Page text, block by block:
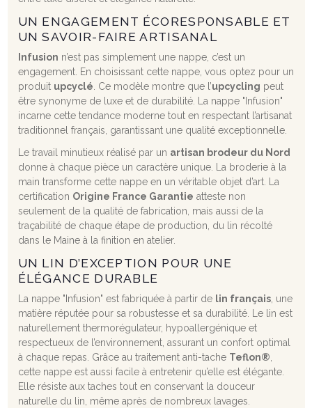
UN ENGAGEMENT ÉCORESPONSABLE ET
UN SAVOIR-FAIRE ARTISANAL
Infusion n’est pas simplement une nappe, c’est un
engagement. En choisissant cette nappe, vous optez pour un
produit upcyclé . Ce modèle montre que l’upcycling peut
être synonyme de luxe et de durabilité. La nappe "Infusion"
incarne cette tendance moderne tout en respectant l’artisanat
traditionnel français, garantissant une qualité exceptionnelle.
Le travail minutieux réalisé par un artisan brodeur du Nord
donne à chaque pièce un caractère unique. La broderie à la
main transforme cette nappe en un véritable objet d’art. La
certification Origine France Garantie atteste non
seulement de la qualité de fabrication, mais aussi de la
traçabilité de chaque étape de production, du lin récolté
dans le Maine à la finition en atelier.
UN LIN D’EXCEPTION POUR UNE
ÉLÉGANCE DURABLE
La nappe "Infusion" est fabriquée à partir de lin français, une
matière réputée pour sa robustesse et sa durabilité. Le lin est
naturellement thermorégulateur, hypoallergénique et
respectueux de l’environnement, assurant un confort optimal
à chaque repas. Grâce au traitement anti-tache Teflon®
cette nappe est aussi facile à entretenir qu’elle est élégante.
Elle résiste aux taches tout en conservant la douceur
naturelle du lin, même après de nombreux lavages.